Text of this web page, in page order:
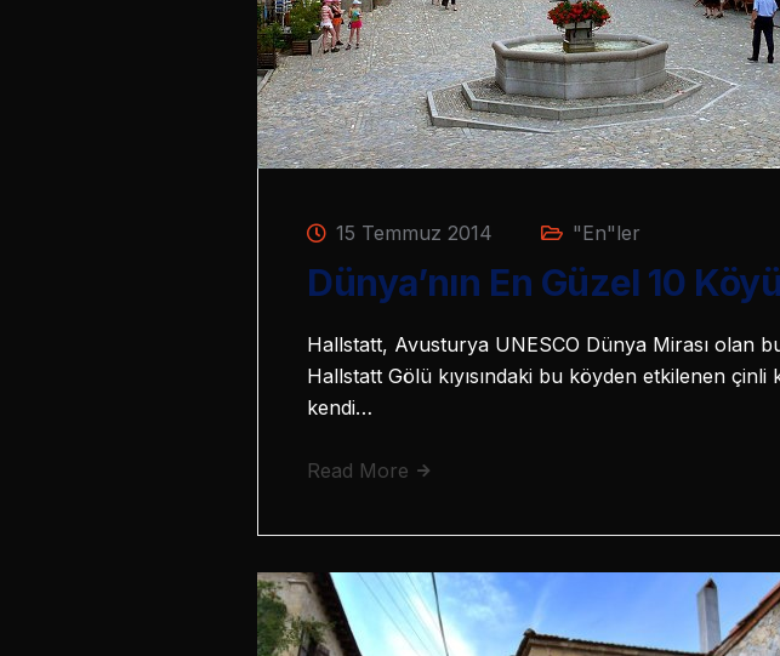
15 Temmuz 2014 "En"ler
Dünya’nın En Güzel 10 Köyü
Hallstatt, Avusturya UNESCO Dünya Mirası olan
Hallstatt Gölü kıyısındaki bu köyden etkilenen
kendi…
Read More